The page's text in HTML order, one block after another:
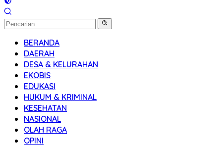
BERANDA
DAERAH
DESA & KELURAHAN
EKOBIS
EDUKASI
HUKUM & KRIMINAL
KESEHATAN
NASIONAL
OLAH RAGA
OPINI